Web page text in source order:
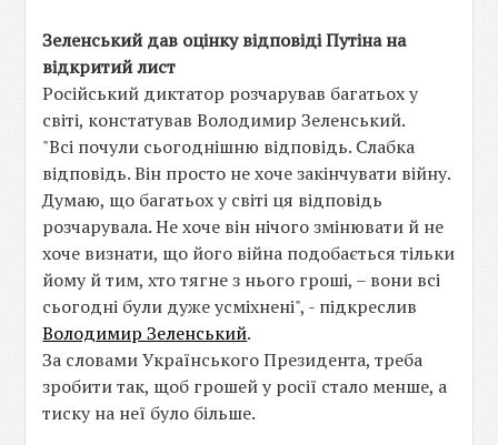
Зеленський дав оцінку відповіді Путіна на
відкритий лист
Російський диктатор розчарував багатьох у
світі, констатував Володимир Зеленський.
"Всі почули сьогоднішню відповідь. Слабка
відповідь. Він просто не хоче закінчувати війну.
Думаю, що багатьох у світі ця відповідь
розчарувала. Не хоче він нічого змінювати й не
хоче визнати, що його війна подобається тільки
йому й тим, хто тягне з нього гроші, – вони всі
сьогодні були дуже усміхнені", - підкреслив
Володимир Зеленський.
За словами Українського Президента, треба
зробити так, щоб грошей у росії стало менше, а
тиску на неї було більше.